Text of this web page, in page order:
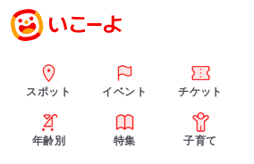
スポット イベント チケット
年齢別 特集 子育て